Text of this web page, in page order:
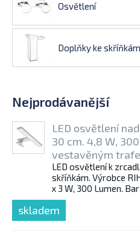
Osvětlení
Doplňky ke skříňkám
Nejprodávanější
LED osvětlení
30 cm. 4,8 W,
vestavěným
LED osvětlení k
skříňkám. Výrobce
x 3 W, 300 Lumen. Bar
skladem